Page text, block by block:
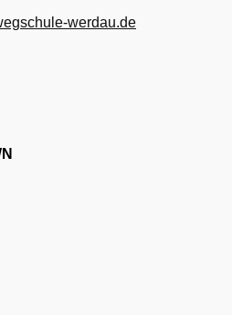
werdau.de